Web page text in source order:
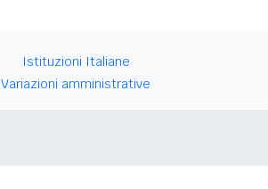
Istituzioni Italiane
Variazioni amministrative